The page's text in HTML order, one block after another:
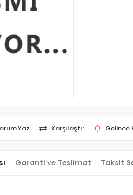
Yaz Karşılaştır Gelince
Garanti ve Teslimat Taksit